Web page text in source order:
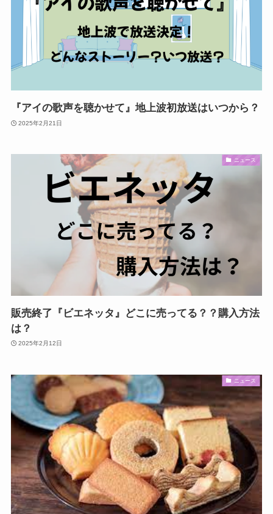
『アイの歌声を聴かせて』地上波初放送はいつから？
2025年2月21日
ニュース
販売終了『ビエネッタ』どこに売ってる？？購入方法
は？
2025年2月12日
ニュース